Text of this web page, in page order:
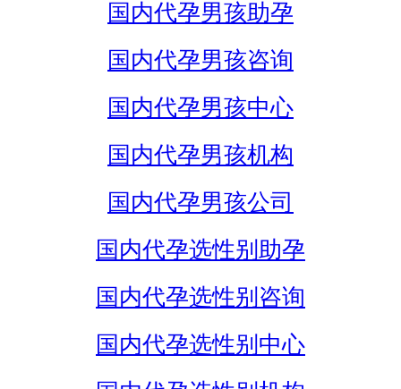
国内代孕男孩助孕
国内代孕男孩咨询
国内代孕男孩中心
国内代孕男孩机构
国内代孕男孩公司
国内代孕选性别助孕
国内代孕选性别咨询
国内代孕选性别中心